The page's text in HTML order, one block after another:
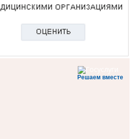
Решаем вместе